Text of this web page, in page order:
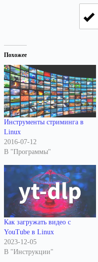
Похожее
Инструменты стриминга в
Linux
2016-07-12
В "Программы"
Как загружать видео с
YouTube в Linux
2023-12-05
В "Инструкции"